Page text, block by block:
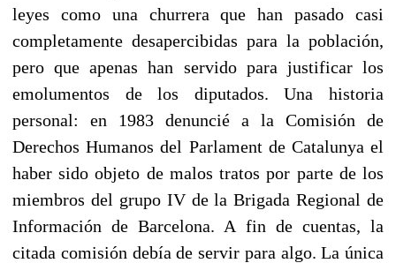
leyes como una churrera que han pasado casi
completamente desapercibidas para la población,
pero que apenas han servido para justificar los
emolumentos de los diputados. Una historia
personal: en 1983 denuncié a la Comisión de
Derechos Humanos del Parlament de Catalunya el
haber sido objeto de malos tratos por parte de los
miembros del grupo IV de la Brigada Regional de
Información de Barcelona. A fin de cuentas, la
citada comisión debía de servir para algo. La única